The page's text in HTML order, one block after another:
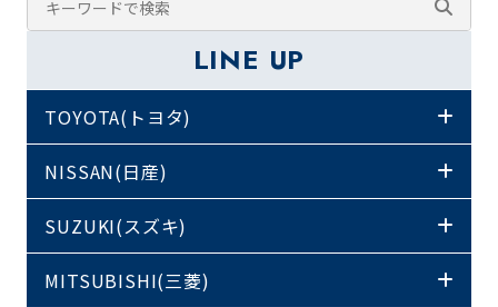
LINE UP
TOYOTA(トヨタ)
NISSAN(日産)
SUZUKI(スズキ)
MITSUBISHI(三菱)